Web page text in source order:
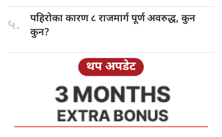
५. पहिरोका कारण८ राजमार्ग पूर्ण अवरुद्ध, कुन
कुन?
थप अपडेट